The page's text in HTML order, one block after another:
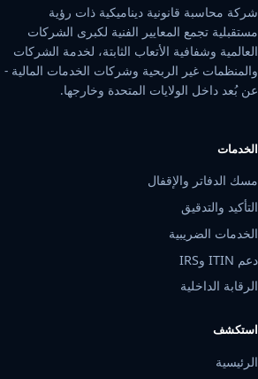
شركة محاسبة قانونية ديناميكية ذات رؤية
مستقبلية تجمع المعايير الفنية لكبرى الشركات
العالمية وشفافية الأتعاب الثابتة، لخدمة الشركات
والمنظمات غير الربحية وشركات الخدمات المالية -
عن بُعد داخل الولايات المتحدة وخارجها.
الخدمات
مسك الدفاتر والإقفال
التأكيد والتدقيق
الخدمات الضريبية
دعم ITIN وIRS
الرقابة الداخلية
استكشف
الرئيسية